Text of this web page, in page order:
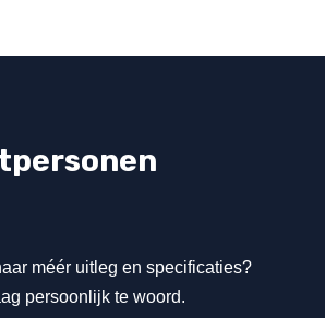
méér uitleg en specificaties?
persoonlijk te woord.